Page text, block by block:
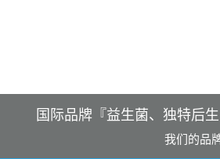
国际品牌『益生菌、独特后
我们的品